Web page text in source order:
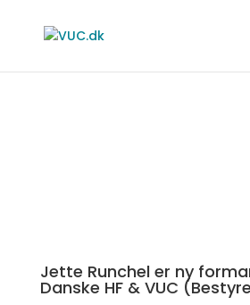
Jette Runchel er ny
Danske HF & VUC